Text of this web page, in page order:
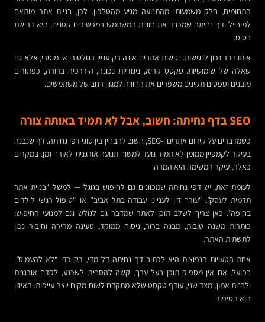
התחומים, חלק משמעותי מהתנועה מגיע מהטלפון. לכן, בניית אתר מותאם
למובייל ודף נחיתה שמכבד את חוויית המשתמש במכשירים קטנים, היא דרישת
בסיס.
אותו דבר נכון לנגישות. נגישות אתרים אינה רק עניין רגולטורי או מוסרי, אלא גם
שאלה של שימושיות. טקסט קריא, ניגודיות נכונה, היררכיה ברורה, כפתורים
מובנים וטפסים תקינים משפרים את החוויה למגוון רחב של משתמשים.
SEO בדף נחיתה: חשוב, אבל לא תמיד באותה צורה
כשמדברים על קידום אתרים ו-SEO, חשוב להבחין בין סוגי דפי נחיתה. דף שנבנה
בעיקר לקמפיין ממומן לא תמיד נועד למשוך תנועה אורגנית לאורך זמן. במקרים
כאלה, עיקר המשימה היא המרה.
לעומת זאת, יש דפי נחיתה שמכוונים גם לחיפוש בגוגל — למשל “בניית אתר
תדמית לעסק”, “עורך דין לענייני עבודה בתל אביב” או “טיפול רגשי לילדים
בחיפה”. כאן צריך לשלב תוכן לאתר שמדבר גם לגולש וגם למנועי החיפוש:
כותרות משנה טובות, מבנה ברור, ניסוח ממוקד, טעינה מהירה וחיבור נכון
לתשתית האתר.
אחת הטעויות הנפוצות היא לכתוב דף נחיתה דל מדי, רק כדי “לא להעמיס”.
בפועל, אם אין מספיק תוכן בעל ערך, קשה להסביר, לשכנע, לקדם אורגנית
ולבנות אמון. מצד שני, עודף טקסט שלא מתקדם לשום מקום יוצר עייפות. האיזון
הוא הסיפור.